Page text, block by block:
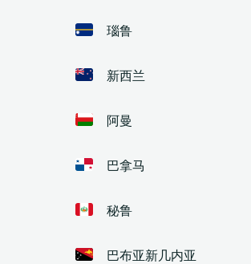
瑙鲁
新西兰
阿曼
巴拿马
秘鲁
巴布亚新几内亚